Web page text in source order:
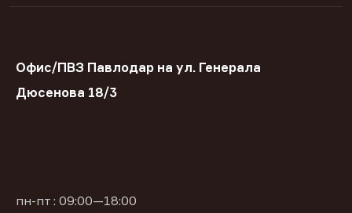
Офис/ПВЗ Павлодар на ул. Генерала
Дюсенова 18/3
пн-пт : 09:00—18:00